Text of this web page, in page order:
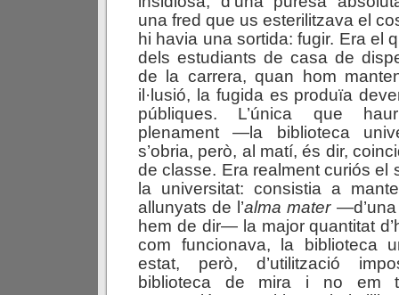
una fred que us esterilitzava el
hi havia una sortida: fugir. Era el
dels estudiants de casa de
de la carrera, quan hom
il·lusió, la fugida es produïa
públiques. L’única que
plenament —la biblioteca
s’obria, però, al matí, és dir,
de classe. Era realment curiós el
la universitat: consistia a
allunyats de l’alma mater—d’una
hem de dir— la major quantitat
com funcionava, la biblioteca
estat, però, d’utilització
biblioteca de mira i no em